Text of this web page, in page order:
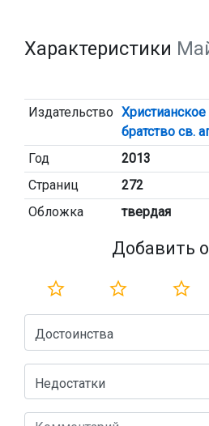
Характеристики
Издательство
братство св.
Год
2013
Страниц
272
Обложка
твердая
Добавить
Достоинства
Недостатки